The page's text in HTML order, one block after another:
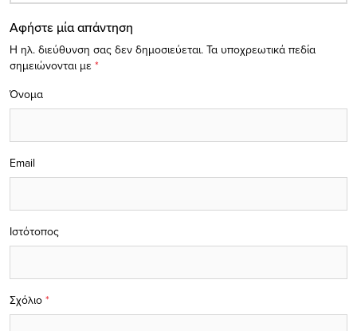
Αφήστε μία απάντηση
Η ηλ. διεύθυνση σας δεν δημοσιεύεται. Τα υποχρεωτικά πεδία
σημειώνονται με *
Σχόλιο *
Όνομα
Email
Ιστότοπος